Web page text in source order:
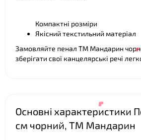
Компактні розміри
Якісний текстильний матеріал
Замовляйте пенал ТМ Мандарин
зберігати свої канцелярські речі
Основні характеристики
см чорний, ТМ Мандарин
❤